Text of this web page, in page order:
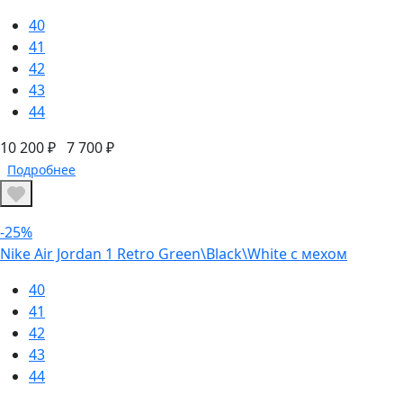
40
41
42
43
44
10 200 ₽ 7 700 ₽
Подробнее
-25%
Nike Air Jordan 1 Retro Green\Black\White с мехом
40
41
42
43
44